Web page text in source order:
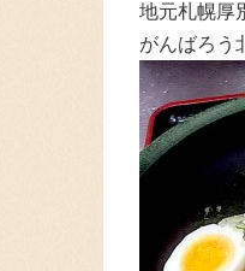
地元札幌厚
がんばろう